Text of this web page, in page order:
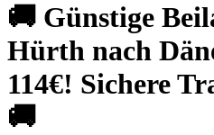
🚚 Günstige
Hürth nach
114€! Sichere
🚚